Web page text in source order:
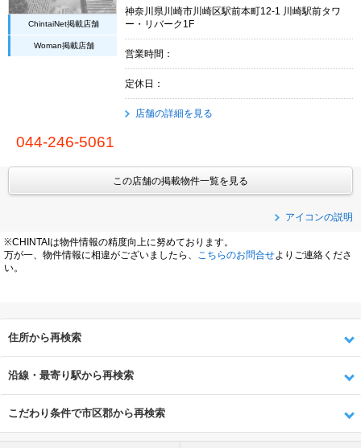
ChintaiNet掲載店舗
Woman掲載店舗
神奈川県川崎市川崎区駅前本町12-1 川崎駅前タワ
ー・リバーク1F
営業時間：
定休日：
店舗の詳細を見る
044-246-5061
この店舗の掲載物件一覧を見る
アイコンの説明
※CHINTAIは物件情報の精度向上に努めております。
万が一、物件情報に相違がございましたら、
こちらのお問合せよりご連絡くださ
い。
住所から再検索
沿線・最寄り駅から再検索
こだわり条件で市区郡から再検索